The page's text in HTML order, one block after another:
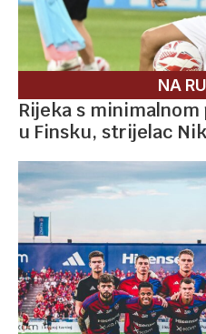
NA
Rijeka s
u Finsku, strijelac